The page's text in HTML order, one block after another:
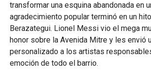
transformar una esquina abandonada en
agradecimiento popular terminó en un
Berazategui. Lionel Messi vio el mega
honor sobre la Avenida Mitre y les envió
personalizado a los artistas
emoción de todo el barrio.